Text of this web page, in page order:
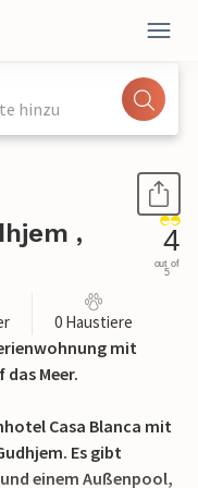
hinzu
,
4
out of
5
0 Haustiere
mit
Meer.
Casa Blanca mit
Es gibt
einem Außenpool,